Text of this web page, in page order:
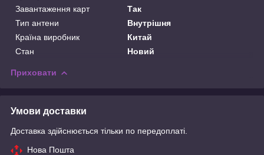
Завантаження карт
Так
Тип антени
Внутрішня
Країна виробник
Китай
Стан
Новий
Приховати
Умови доставки
Доставка здійснюється тільки по передоплаті.
Нова Пошта